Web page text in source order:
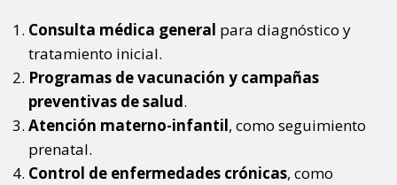
Consulta médica general para diagnóstico y
tratamiento inicial.
Programas de vacunación y campañas
preventivas de salud.
Atención materno-infantil, como seguimiento
prenatal.
Control de enfermedades crónicas, como